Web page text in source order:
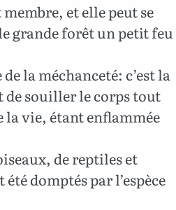
et elle peut se
grande forêt un petit feu
la méchanceté: c’est la
de souiller le corps tout
la vie, étant enflammée
de reptiles et
domptés par l’espèce